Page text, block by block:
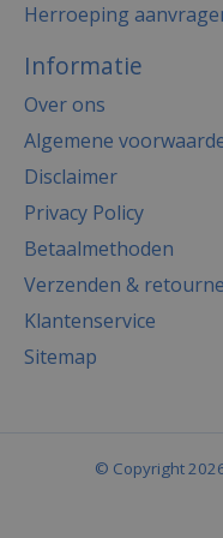
Herroeping
Informatie
Over ons
Algemene
Disclaimer
Privacy Policy
Betaalmethoden
Verzenden &
Klantenservice
Sitemap
© Copyright